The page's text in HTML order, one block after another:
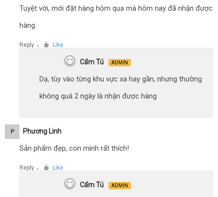
Tuyệt vời, mới đặt hàng hôm qua mà hôm nay đã nhận được
hàng.
Reply ● Like
Cẩm Tú ADMIN
Dạ, tùy vào từng khu vực xa hay gần, nhưng thường
không quá 2 ngày là nhận được hàng
P Phương Linh
Sản phẩm đẹp, con mình rất thích!
Reply ● Like
Cẩm Tú ADMIN